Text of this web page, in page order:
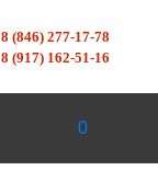
8 (846) 277-17-78
8 (917) 162-51-16
0